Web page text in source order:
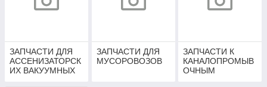
ЗАПЧАСТИ ДЛЯ
АССЕНИЗАТОРСК
ИХ ВАКУУМНЫХ
ЗАПЧАСТИ ДЛЯ
МУСОРОВОЗОВ
ЗАПЧАСТИ К
КАНАЛОПРОМЫВ
ОЧНЫМ